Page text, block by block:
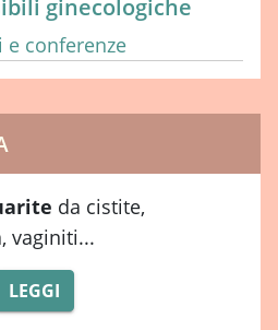
ginecologiche
e conferenze
da cistite,
vaginiti...
LEGGI